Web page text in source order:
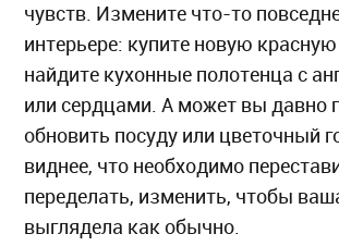
чувств. Измените что-то
интерьере: купите новую красную
найдите кухонные полотенца с
или сердцами. А может вы давно
обновить посуду или цветочный
виднее, что необходимо
переделать, изменить, чтобы
выглядела как обычно.